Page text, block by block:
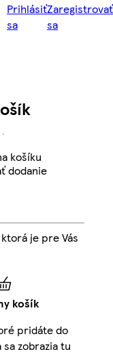
Prihlásiť
sa
Zaregistrovať
sa
cena košíku
košíku
dodanie
je pre Vás
košík
pridáte do
zobrazia tu